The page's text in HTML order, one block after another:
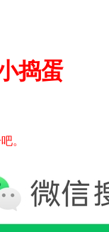
捣蛋
。